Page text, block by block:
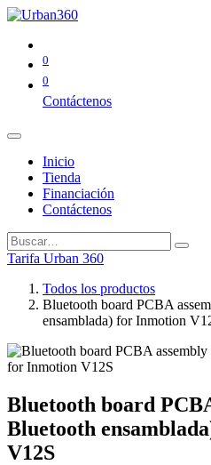
0
0
Contáctenos
Inicio
Tienda
Financiación
Contáctenos
Tarifa Urban 360
Todos los productos
Bluetooth board PCBA
ensamblada) for Inmotion
Bluetooth board
Bluetooth
V12S